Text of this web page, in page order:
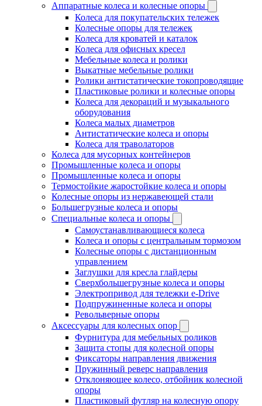
Аппаратные колеса и колесные опоры
Колеса для покупательских тележек
Колесные опоры для тележек
Колеса для кроватей и каталок
Колеса для офисных кресел
Мебельные колеса и ролики
Выкатные мебельные ролики
Ролики антистатические токопроводящие
Пластиковые ролики и колесные опоры
Колеса для декораций и музыкального
оборудования
Колеса малых диаметров
Антистатические колеса и опоры
Колеса для траволаторов
Колеса для мусорных контейнеров
Промышленные колеса и опоры
Промышленные колеса и опоры
Термостойкие жаростойкие колеса и опоры
Колесные опоры из нержавеющей стали
Большегрузные колеса и опоры
Специальные колеса и опоры
Самоустанавливающиеся колеса
Колеса и опоры с центральным тормозом
Колесные опоры с дистанционным
управлением
Заглушки для кресла глайдеры
Сверхбольшегрузные колеса и опоры
Электропривод для тележки e-Drive
Подпружиненные колеса и опоры
Револьверные опоры
Аксессуары для колесных опор
Фурнитура для мебельных роликов
Защита стопы для колесной опоры
Фиксаторы направления движения
Пружинный реверс направления
Отклоняющее колесо, отбойник колесной
опоры
Пластиковый футляр на колесную опору